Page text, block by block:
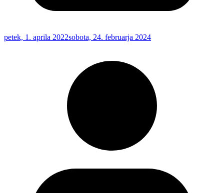
petek, 1. aprila 2022sobota, 24. februarja 2024